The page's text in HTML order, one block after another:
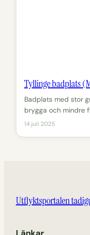
Tyllinge badplats
Badplats med stor
brygga och mindre
14 juli 2025
Utflyktsportalen